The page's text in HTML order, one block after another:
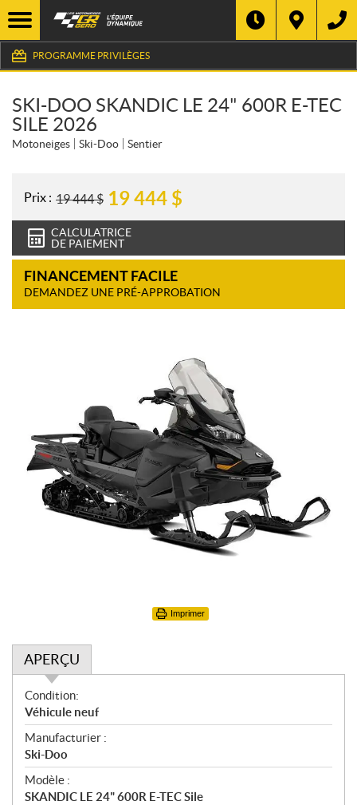
PROGRAMME PRIVILÈGES
SKI-DOO SKANDIC LE 24" 600R E-TEC
SILE 2026
Motoneiges Ski-Doo Sentier
Prix : 19 444$ 19 444 $
CALCULATRICE
DE PAIEMENT
FINANCEMENT FACILE
DEMANDEZ UNE PRÉ-APPROBATION
Imprimer
APERÇU
A
p
e
r
ç
u
Condition:
Véhicule neuf
Manufacturier :
Ski-Doo
Modèle :
SKANDIC LE 24" 600R E-TEC Sile